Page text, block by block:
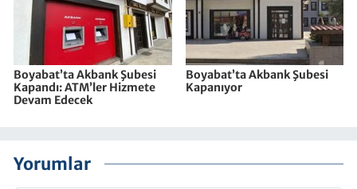
Boyabat’ta Akbank Şubesi
Kapandı: ATM’ler Hizmete
Devam Edecek
Boyabat’ta Akbank Şubesi
Kapanıyor
Yorumlar